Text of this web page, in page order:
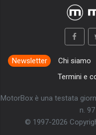
Newsletter Chi siamo
Termini e
MotorBox è una testata
n.
© 1997-2026